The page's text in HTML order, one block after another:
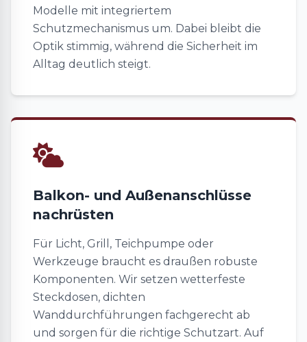
Modelle mit integriertem
Schutzmechanismus um. Dabei bleibt die
Optik stimmig, während die Sicherheit im
Alltag deutlich steigt.
Balkon- und Außenanschlüsse
nachrüsten
Für Licht, Grill, Teichpumpe oder
Werkzeuge braucht es draußen robuste
Komponenten. Wir setzen wetterfeste
Steckdosen, dichten
Wanddurchführungen fachgerecht ab
und sorgen für die richtige Schutzart. Auf